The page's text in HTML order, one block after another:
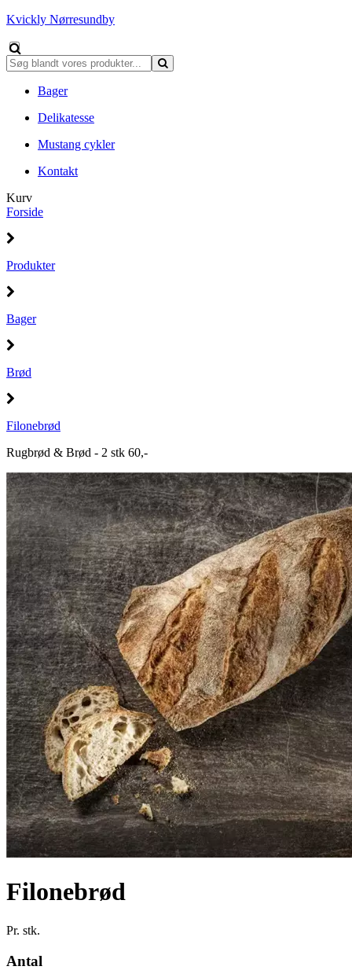
Kvickly Nørresundby
Bager
Delikatesse
Mustang cykler
Kontakt
Kurv
Forside
Produkter
Bager
Brød
Filonebrød
Rugbrød & Brød - 2 stk 60,-
Filonebrød
Pr. stk.
Antal